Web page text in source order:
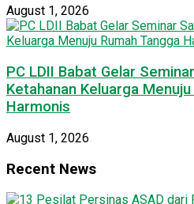
August 1, 2026
PC LDII Babat Gelar
Ketahanan Keluarga
Harmonis
August 1, 2026
Recent News